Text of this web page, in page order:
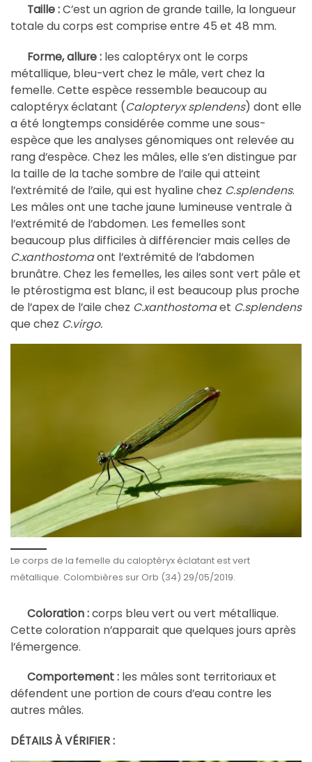
Taille :C’est un agrion de grande taille, la longueur
totale du corps est comprise entre 45 et 48 mm.
Forme, allure : les caloptéryx ont le corps
métallique, bleu-vert chez le mâle, vert chez la
femelle. Cette espèce ressemble beaucoup au
caloptéryx éclatant (Calopteryx splendens) dont elle
a été longtemps considérée comme une sous-
espèce que les analyses génomiques ont relevée au
rang d’espèce. Chez les mâles, elle s’en distingue par
la taille de la tache sombre de l’aile qui atteint
l’extrémité de l’aile, qui est hyaline chez C.splendens.
Les mâles ont une tache jaune lumineuse ventrale à
l’extrémité de l’abdomen. Les femelles sont
beaucoup plus difficiles à différencier mais celles de
C.xanthostomaont l’extrémité de l’abdomen
brunâtre. Chez les femelles, les ailes sont vert pâle et
le ptérostigma est blanc, il est beaucoup plus proche
de l’apex de l’aile chez C.xanthostomaet C.splendens
que chez C.virgo.
Le corps de la femelle du caloptéryx éclatant est vert
métallique. Colombières sur Orb (34) 29/05/2019.
Coloration :corps bleuvert ou vert métallique.
Cette coloration n’apparait que quelques jours après
l’émergence.
Comportement : les mâles sont territoriaux et
défendent une portion de cours d’eau contre les
autres mâles.
DÉTAILS À VÉRIFIER :